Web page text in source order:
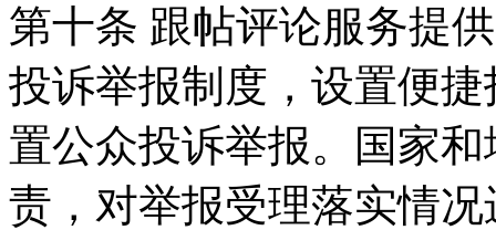
第十条 跟帖评论服务提
投诉举报制度，设置便
置公众投诉举报。国家
责，对举报受理落实情